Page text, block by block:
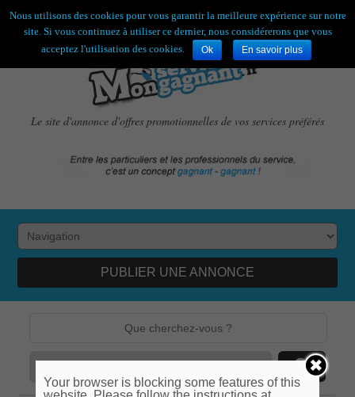
Bienvenue,visiteur ![S'enregistrer|Connexion]
Le site d'annonce d'offres promotionnelles de vos services préférés
PUBLIER UNE ANNONCE
Nous utilisons des cookies pour vous garantir la meilleure expérience sur notre
site. Si vous continuez à utiliser ce dernier, nous considérerons que vous
acceptez l'utilisation des cookies.
Ok En savoir plus
Your browser is blocking some features of this